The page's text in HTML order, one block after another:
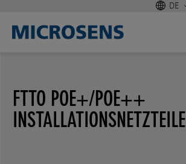
DE
FTTO POE+/POE++
INSTALLATIONSNETZTEILE